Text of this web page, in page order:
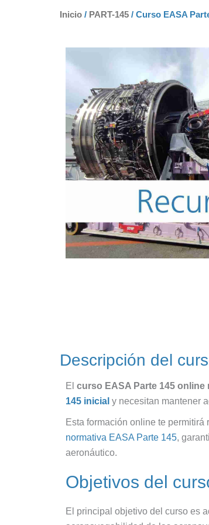
Inicio / PART-145 / Curso EASA
Descripción del
El curso EASA Parte 145 online
145 inicial y necesitan mantener
Esta formación online te
normativa EASA Parte 145,
aeronáutico.
Objetivos del
El principal objetivo del curso es